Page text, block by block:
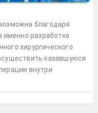
благодаря
именно разработке
хирургического
казавшуюся
внутри